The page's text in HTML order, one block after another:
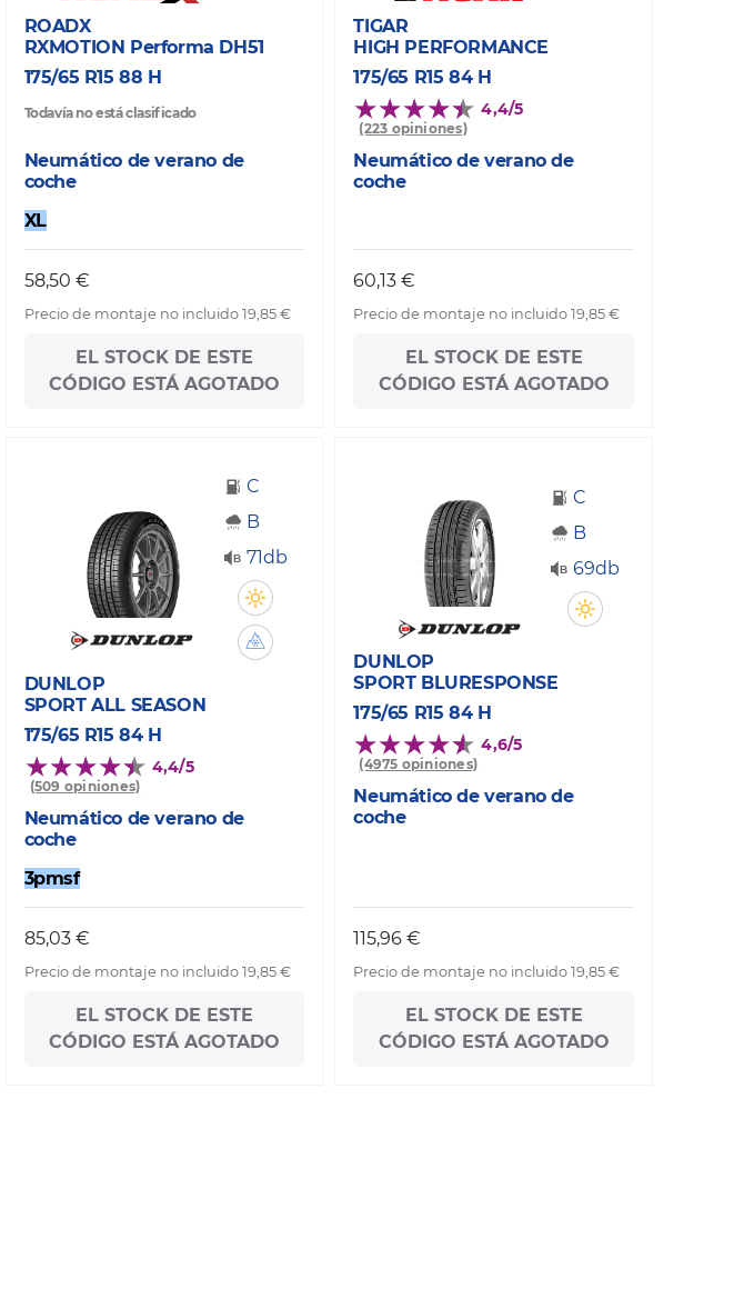
ROADX
RXMOTION Performa DH51
175/65 R15 88 H
Todavía no está clasificado
Neumático de verano de
coche
XL
58,50 €
Precio de montaje no incluido 19,85 €
EL STOCK DE ESTE
CÓDIGO ESTÁ AGOTADO
TIGAR
HIGH PERFORMANCE
175/65 R15 84 H
4,4/5
(223 opiniones)
Neumático de verano de
coche
60,13 €
Precio de montaje no incluido 19,85 €
EL STOCK DE ESTE
CÓDIGO ESTÁ AGOTADO
C
B
71db
DUNLOP
SPORT ALL SEASON
175/65 R15 84 H
4,4/5
(509 opiniones)
Neumático de verano de
coche
3pmsf
85,03 €
Precio de montaje no incluido 19,85 €
EL STOCK DE ESTE
CÓDIGO ESTÁ AGOTADO
C
B
69db
DUNLOP
SPORT BLURESPONSE
175/65 R15 84 H
4,6/5
(4975 opiniones)
Neumático de verano de
coche
115,96 €
Precio de montaje no incluido 19,85 €
EL STOCK DE ESTE
CÓDIGO ESTÁ AGOTADO